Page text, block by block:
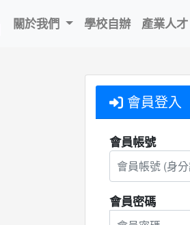
關於我們 學校自辦 產業人才
會員登入
會員帳號
會員密碼